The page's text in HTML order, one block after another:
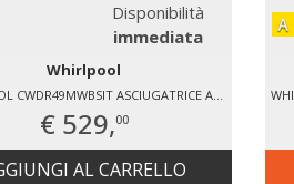
Disponibilità
immediata
Whirlpool
WHIRLPOOL CWDR49MWBSIT ASCIUGATRICE AD ESPULSIONE ARIA
€ 529,00
AL CARRELLO